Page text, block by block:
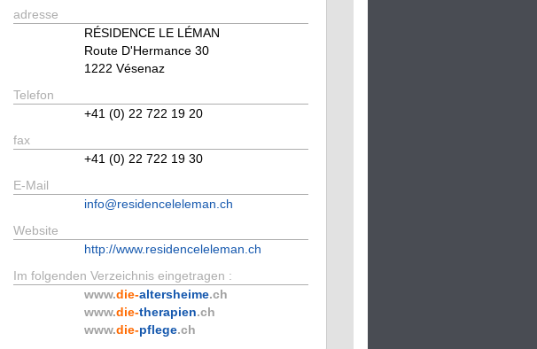
adresse
RÉSIDENCE LE LÉMAN
Route D'Hermance 30
1222 Vésenaz
Telefon
+41 (0) 22 722 19 20
fax
+41 (0) 22 722 19 30
E-Mail
info@residenceleleman.ch
Website
http://www.residenceleleman.ch
Im folgenden Verzeichnis eingetragen :
www.die-altersheime.ch
www.die-therapien.ch
www.die-pflege.ch